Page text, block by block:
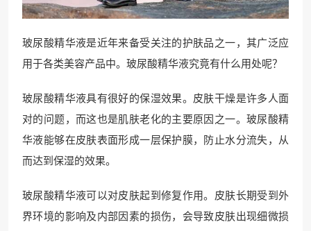
玻尿酸精华液是近年来备受关注的护肤品之一，其广泛应
用于各类美容产品中。玻尿酸精华液究竟有什么用处呢？
玻尿酸精华液具有很好的保湿效果。皮肤干燥是许多人面
对的问题，而这也是肌肤老化的主要原因之一。玻尿酸精
华液能够在皮肤表面形成一层保护膜，防止水分流失，从
而达到保湿的效果。
玻尿酸精华液可以对皮肤起到修复作用。皮肤长期受到外
界环境的影响及内部因素的损伤，会导致皮肤出现细微损